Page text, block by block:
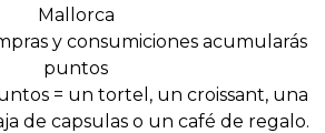
Mallorca
y consumiciones acumularás
puntos
= un tortel, un croissant, una
de capsulas o un café de regalo.